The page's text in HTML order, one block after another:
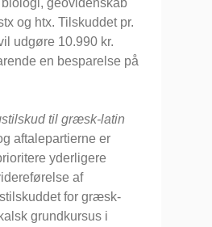
og htx. Tilskuddet pr.
udgøre 10.990 kr.
en besparelse på
til græsk-latin
aftalepartierne er
yderligere
af
for græsk-
grundkursus i